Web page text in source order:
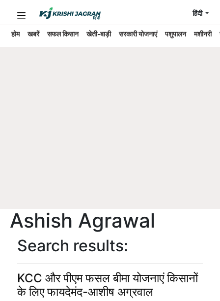
होम खबरें सफल किसान खेती-बाड़ी सरकारी योजनाएं पशुपालन मशीनरी
हिंदी
Ashish Agrawal
Search results:
KCC और पीएम फसल बीमा योजनाएं किसानों
के लिए फायदेमंद-आशीष अग्रवाल